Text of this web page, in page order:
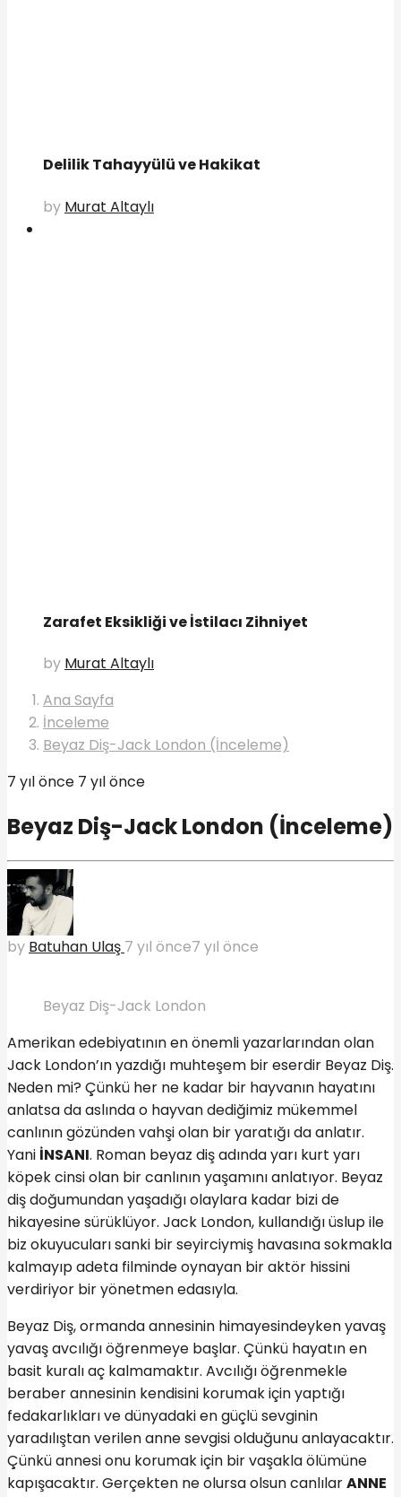
Delilik Tahayyülü ve Hakikat
by Murat Altaylı
Zarafet Eksikliği ve İstilacı Zihniyet
by Murat Altaylı
Ana Sayfa
İnceleme
Beyaz Diş-Jack London (İnceleme)
7 yıl önce 7 yıl önce
Beyaz Diş-Jack London (İnceleme)
by Batuhan Ulaş 7 yıl önce7 yıl önce
Beyaz Diş-Jack London
Amerikan edebiyatının en önemli yazarlarından olan
Jack London’ın yazdığı muhteşem bir eserdir Beyaz Diş.
Neden mi? Çünkü her ne kadar bir hayvanın hayatını
anlatsa da aslında o hayvan dediğimiz mükemmel
canlının gözünden vahşi olan bir yaratığı da anlatır.
Yani İNSANI. Roman beyaz diş adında yarı kurt yarı
köpek cinsi olan bir canlının yaşamını anlatıyor. Beyaz
diş doğumundan yaşadığı olaylara kadar bizi de
hikayesine sürüklüyor. Jack London, kullandığı üslup ile
biz okuyucuları sanki bir seyirciymiş havasına sokmakla
kalmayıp adeta filminde oynayan bir aktör hissini
verdiriyor bir yönetmen edasıyla.
Beyaz Diş, ormanda annesinin himayesindeyken yavaş
yavaş avcılığı öğrenmeye başlar. Çünkü hayatın en
basit kuralı aç kalmamaktır. Avcılığı öğrenmekle
beraber annesinin kendisini korumak için yaptığı
fedakarlıkları ve dünyadaki en güçlü sevginin
yaradılıştan verilen anne sevgisi olduğunu anlayacaktır.
Çünkü annesi onu korumak için bir vaşakla ölümüne
kapışacaktır. Gerçekten ne olursa olsun canlılarANNE